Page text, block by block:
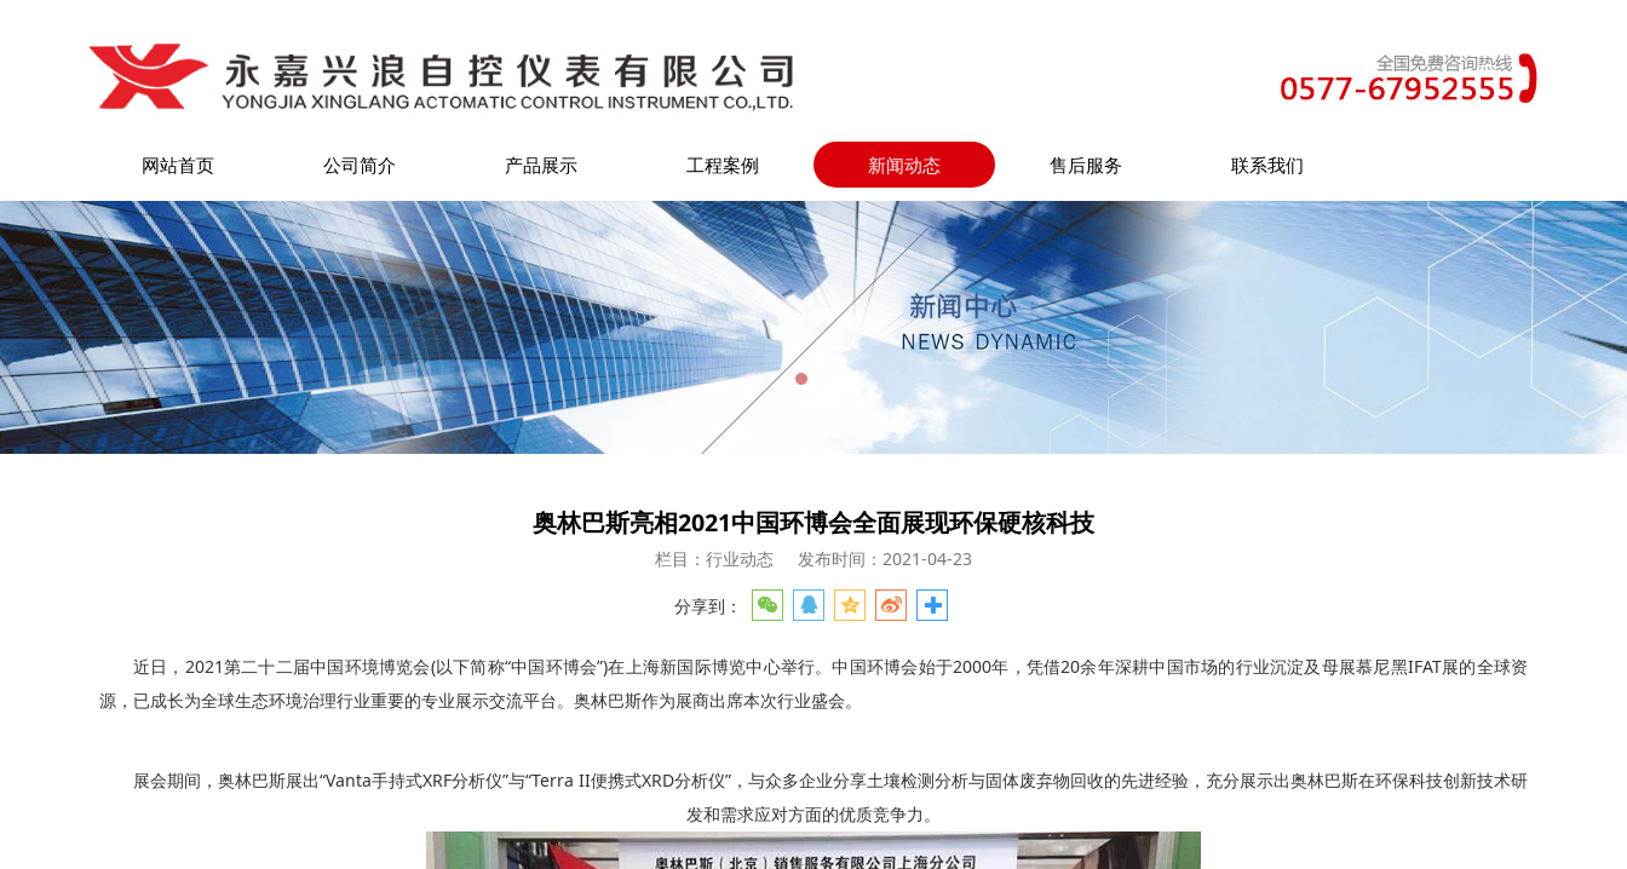
网站首页 公司简介 产品展示 工程案例 新闻动态 售后服务 联系我们
奥林巴斯亮相2021中国环博会全面展现环保硬核科技
栏目：行业动态 发布时间：2021-04-23
分享到：
近日，2021第二十二届中国环境博览会(以下简称“中国环博会”)在上海新国际博览中心举行。中国环博会始于2000年，凭借20余年深耕中国市场的行业沉淀及母展慕尼黑IFAT展的全球资
源，已成长为全球生态环境治理行业重要的专业展示交流平台。奥林巴斯作为展商出席本次行业盛会。
展会期间，奥林巴斯展出“Vanta手持式XRF分析仪”与“Terra II便携式XRD分析仪”，与众多企业分享土壤检测分析与固体废弃物回收的先进经验，充分展示出奥林巴斯在环保科技创新技术研
发和需求应对方面的优质竞争力。